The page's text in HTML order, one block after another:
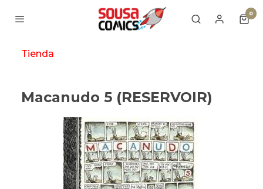
0
Tienda
Macanudo 5 (RESERVOIR)